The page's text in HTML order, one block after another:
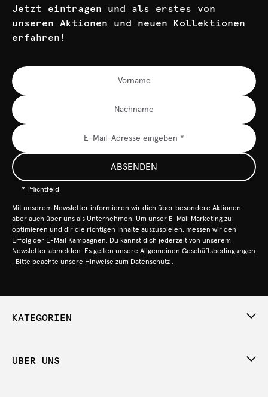
Jetzt eintragen und als erstes von
unseren Aktionen und neuen Kollektionen
erfahren!
ABSENDEN
* Pflichtfeld
Mit unserem Newsletter informieren wir dich über besondere Aktionen
aber auch über uns als Unternehmen. Um unser E-Mail Marketing zu
optimieren und dir die richtigen Inhalte auszuspielen, messen wir den
Erfolg der E-Mail Kampagnen. Du kannst dich jederzeit von unserem
Newsletter abmelden. Es gelten unsere Allgemeinen Geschäftsbedingungen
. Bitte beachte unsere Hinweise zum Datenschutz .
KATEGORIEN
ÜBER UNS